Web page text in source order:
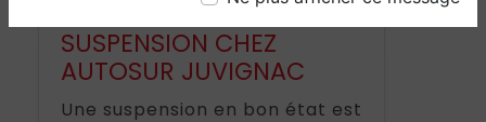
SUSPENSION CHEZ
AUTOSUR JUVIGNAC
Une suspension en bon état est